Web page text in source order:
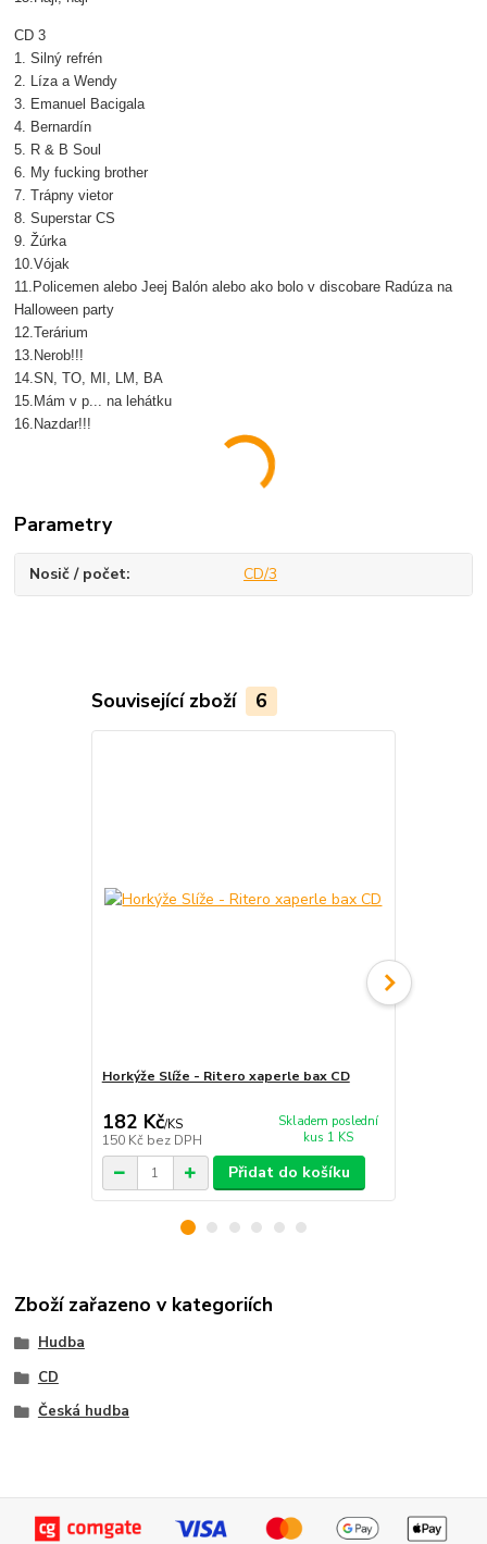
CD 3
1. Silný refrén
2. Líza a Wendy
3. Emanuel Bacigala
4. Bernardín
5. R & B Soul
6. My fucking brother
7. Trápny vietor
8. Superstar CS
9. Žúrka
10.Vójak
11.Policemen alebo Jeej Balón alebo ako bolo v discobare Radúza na
Halloween party
12.Terárium
13.Nerob!!!
14.SN, TO, MI, LM, BA
15.Mám v p... na lehátku
16.Nazdar!!!
Parametry
Nosič / počet CD/3
Související zboží 6
Horkýže Slíže - Ritero xaperle bax CD
182 Kč/KS
150 Kč bez DPH
Skladem poslední
kus 1 KS
Přidat do košíku
Zboží zařazeno v kategoriích
Hudba
CD
Česká hudba